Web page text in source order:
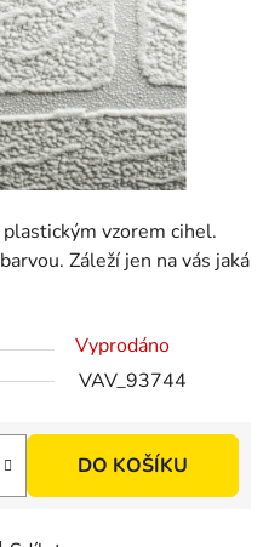
vzorem cihel.
Záleží jen na vás jaká
Vyprodáno
VAV_93744
DO KOŠÍKU